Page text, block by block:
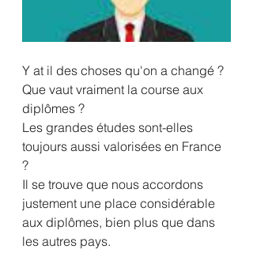
Y at il des choses qu'on a changé ?
Que vaut vraiment la course aux
diplômes ?
Les grandes études sont-elles
toujours aussi valorisées en France
?
Il se trouve que nous accordons
justement une place considérable
aux diplômes, bien plus que dans
les autres pays.